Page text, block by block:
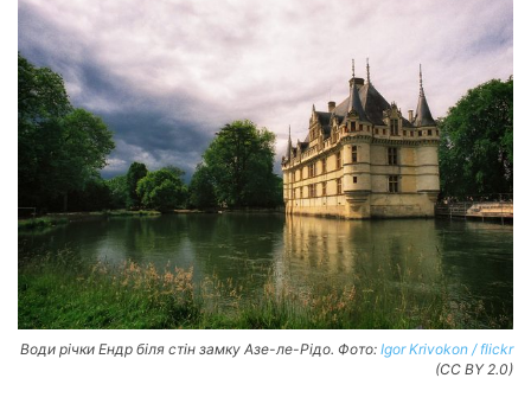
Води річки Ендр біля стін замку Азе-ле-Рідо. Фото: Igor Krivokon / flickr
(CC BY 2.0)